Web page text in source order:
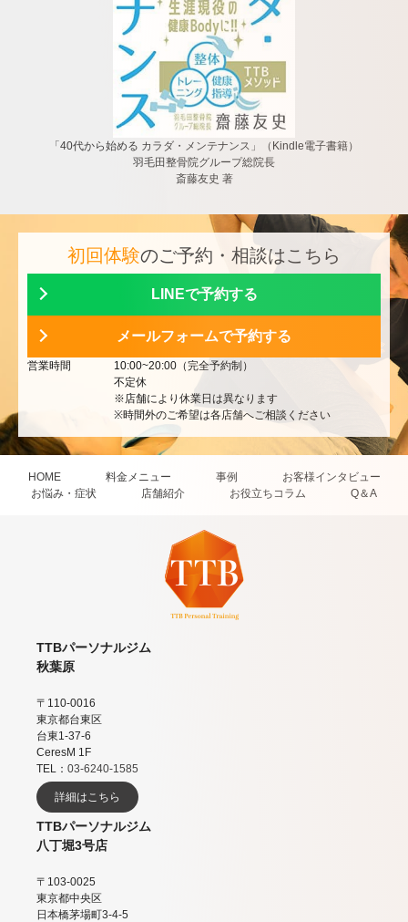
「40代から始める カラダ・メンテナンス」（Kindle電子書籍）
羽毛田整骨院グループ総院長
斎藤友史 著
初回体験のご予約・相談はこちら
LINEで予約する
メールフォームで予約する
営業時間
10:00~20:00（完全予約制）
不定休
※店舗により休業日は異なります
※時間外のご希望は各店舗へご相談ください
HOME 料金メニュー 事例
お客様インタビュー
お悩み・症状
店舗紹介 お役立ちコラム Q＆A
TTBパーソナルジム
秋葉原
〒110-0016
東京都台東区
台東1-37-6
CeresM 1F
TEL： 03-6240-1585
詳細はこちら
TTBパーソナルジム
八丁堀3号店
〒103-0025
東京都中央区
日本橋茅場町3-4-5